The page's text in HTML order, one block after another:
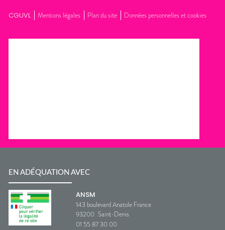
CGUVL Mentions légales Plan du site Données personnelles et cookies
EN ADÉQUATION AVEC
ANSM
143 boulevard Anatole France
93200 Saint-Denis
01 55 87 30 00